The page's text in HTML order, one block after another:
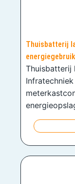
Thuisbatterij
energiegebruik
Thuisbatterij